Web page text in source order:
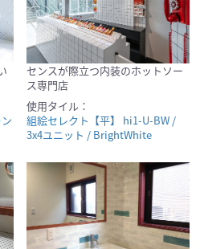
センスが際立つ内装のホットソー
ス専門店
使用タイル：
組絵セレクト【平】 hi1-U-BW /
3x4ユニット / BrightWhite